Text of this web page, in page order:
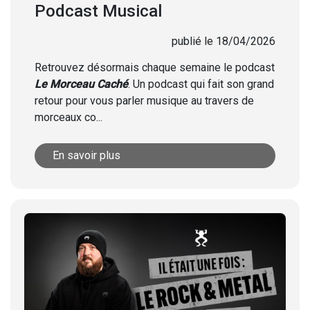
Podcast Musical
publié le 18/04/2026
Retrouvez désormais chaque semaine le podcast
Le Morceau Caché. Un podcast qui fait son grand
retour pour vous parler musique au travers de
morceaux co...
En savoir plus